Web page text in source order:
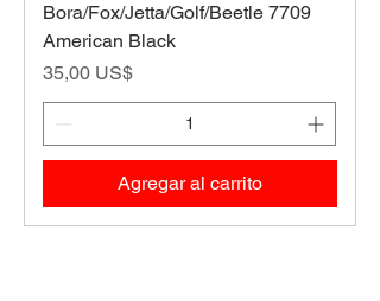
Bora/Fox/Jetta/Golf/Beetle 7709
American Black
Precio
35,00 US$
Agregar al carrito